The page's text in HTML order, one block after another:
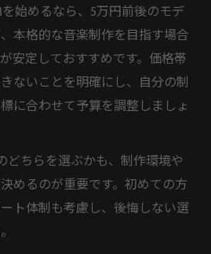
始めるなら、5万円前後のモデ
本格的な音楽制作を目指す場合
安定しておすすめです。価格帯
ないことを明確にし、自分の制
に合わせて予算を調整しましょ
どちらを選ぶかも、制作環境や
めるのが重要です。初めての方
ト体制も考慮し、後悔しない選